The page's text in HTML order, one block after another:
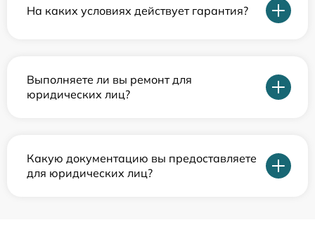
На каких условиях действует гарантия?
Выполняете ли вы ремонт для
юридических лиц?
Какую документацию вы предоставляете
для юридических лиц?